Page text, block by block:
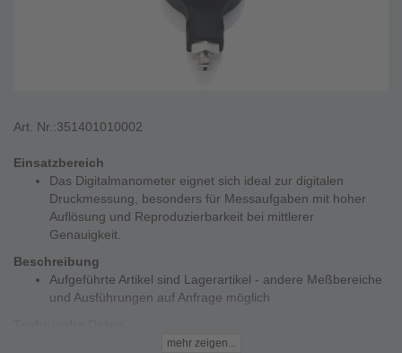
Art. Nr.:351401010002
Einsatzbereich
Das Digitalmanometer eignet sich ideal zur digitalen
Druckmessung, besonders für Messaufgaben mit hoher
Auflösung und Reproduzierbarkeit bei mittlerer
Genauigkeit.
Beschreibung
Aufgeführte Artikel sind Lagerartikel - andere Meßbereiche
und Ausführungen auf Anfrage möglich
Gehäuse - Kunststoffmehr zeigen...